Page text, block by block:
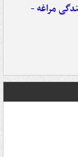
مراغه -